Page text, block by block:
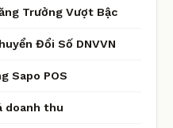
Trưởng Vượt Bậc
Đổi Số DNVVN
Sapo POS
doanh thu